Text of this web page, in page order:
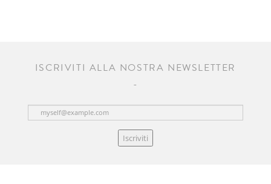
ISCRIVITI ALLA NOSTRA NEWSLETTER
Iscriviti